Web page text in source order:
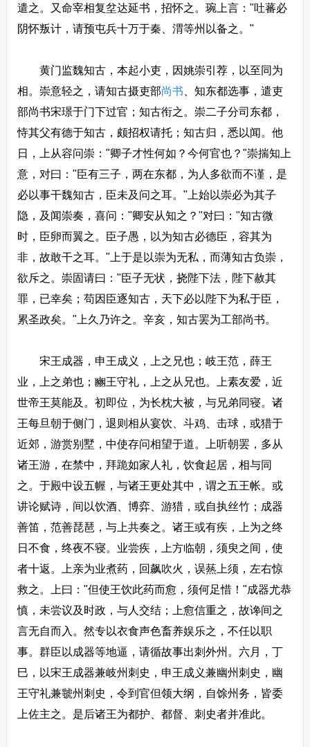
遣之。又命宰相复坌达延书，招怀之。琬上言："吐蕃必
阴怀叛计，请预屯兵十万于秦、渭等州以备之。"
黄门监魏知古，本起小吏，因姚崇引荐，以至同为
相。崇意轻之，请知古摄吏部尚书 、知东都选事，遣吏
部尚书宋璟于门下过官；知古衔之。崇二子分司东都，
恃其父有德于知古，颇招权请托；知古归，悉以闻。他
日，上从容问崇："卿子才性何如？今何官也？"崇揣知上
意，对曰："臣有三子，两在东都，为人多欲而不谨，是
必以事干魏知古，臣未及问之耳。"上始以崇必为其子
隐，及闻崇奏，喜问："卿安从知之？"对曰："知古微
时，臣卵而翼之。臣子愚，以为知古必德臣，容其为
非，故敢干之耳。"上于是以崇为无私，而薄知古负崇，
欲斥之。崇固请曰："臣子无状，挠陛下法，陛下赦其
罪，已幸矣；苟因臣逐知古，天下必以陛下为私于臣，
累圣政矣。"上久乃许之。辛亥，知古罢为工部尚书。
宋王成器，申王成义，上之兄也；岐王范，薛王
业，上之弟也；豳王守礼，上之从兄也。上素友爱，近
世帝王莫能及。初即位，为长枕大被，与兄弟同寝。诸
王每旦朝于侧门，退则相从宴饮、斗鸡、击球，或猎于
近郊，游赏别墅，中使存问相望于道。上听朝罢，多从
诸王游，在禁中，拜跪如家人礼，饮食起居，相与同
之。于殿中设五幄，与诸王更处其中，谓之五王帐。或
讲论赋诗，间以饮酒、博弈、游猎，或自执丝竹；成器
善笛，范善琵琶，与上共奏之。诸王或有疾，上为之终
日不食，终夜不寝。业尝疾，上方临朝，须臾之间，使
者十返。上亲为业煮药，回飙吹火，误爇上须，左右惊
救之。上曰："但使王饮此药而愈，须何足惜！"成器尤恭
慎，未尝议及时政，与人交结；上愈信重之，故谗间之
言无自而入。然专以衣食声色畜养娱乐之，不任以职
事。群臣以成器等地逼，请循故事出刺外州。六月，丁
巳，以宋王成器兼岐州刺史，申王成义兼幽州刺史，幽
王守礼兼虢州刺史，令到官但领大纲，自馀州务，皆委
上佐主之。是后诸王为都护、都督、刺史者并准此。